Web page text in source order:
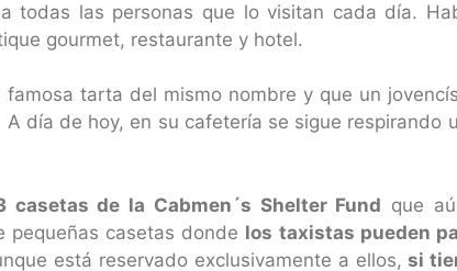
todas las personas que lo visitan cada día.
gourmet, restaurante y hotel.
tarta del mismo nombre y que un
día de hoy, en su cafetería se sigue respirando
casetas de la Cabmen´s Shelter Fund que
pequeñas casetas donde los taxistas pueden
está reservado exclusivamente a ellos, si